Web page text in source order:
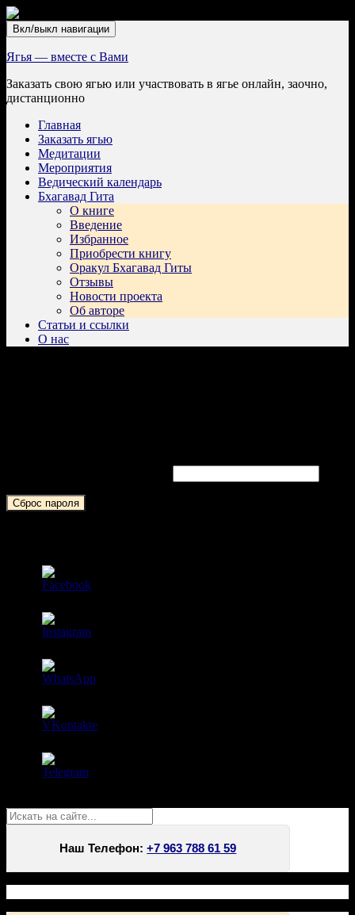
Вкл/выкл навигации
Ягья — вместе с Вами
Заказать свою ягью или участвовать в ягье онлайн, заочно,
дистанционно
Главная
Заказать ягью
Медитации
Мероприятия
Ведический календарь
Бхагавад Гита
О книге
Введение
Избранное
Приобрести книгу
Оракул Бхагавад Гиты
Отзывы
Новости проекта
Об авторе
Статьи и ссылки
О нас
Сброс пароля
Поиск
Наш Телефон:+7 963 788 61 59